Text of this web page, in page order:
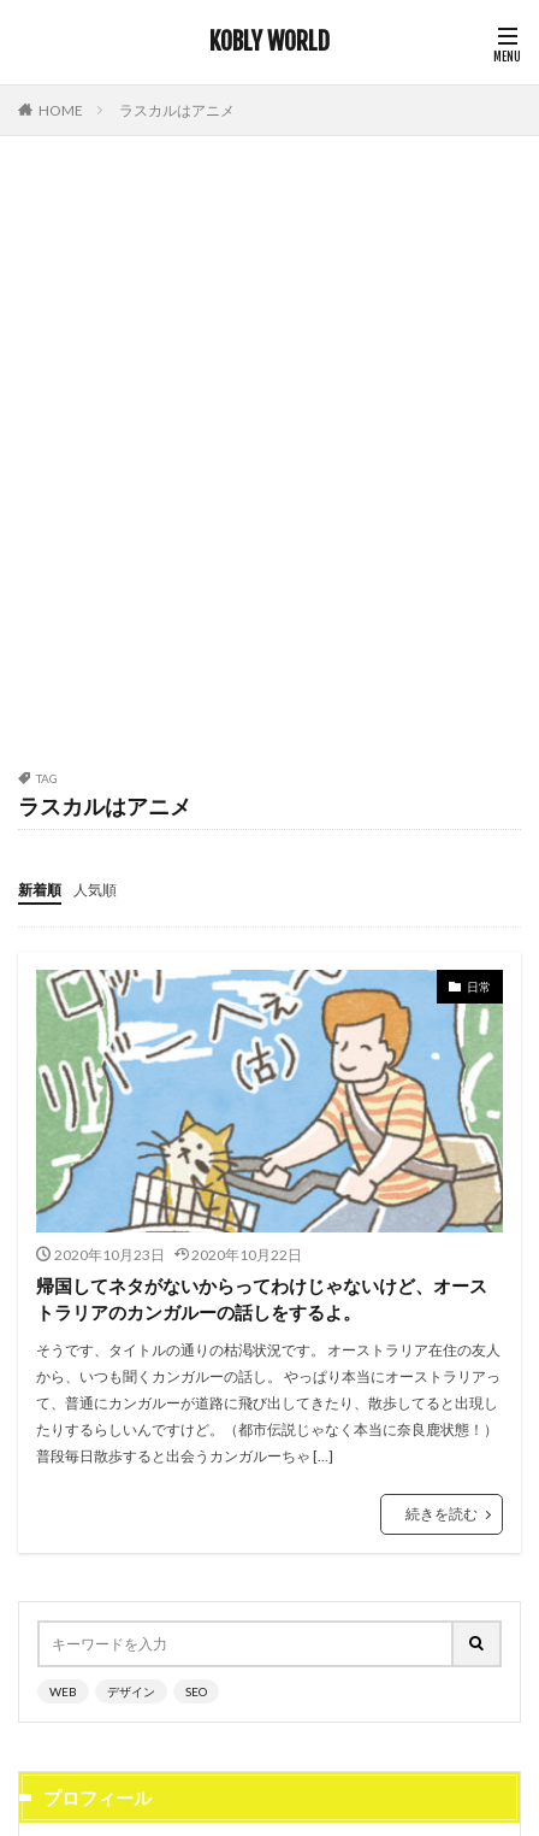
KOBLY WORLD
HOME ラスカルはアニメ
TAG
ラスカルはアニメ
新着順 人気順
日常
2020年10月23日 2020年10月22日
帰国してネタがないからってわけじゃないけど、オース
トラリアのカンガルーの話しをするよ。
そうです、タイトルの通りの枯渇状況です。 オーストラリア在住の友人
から、いつも聞くカンガルーの話し。 やっぱり本当にオーストラリアっ
て、普通にカンガルーが道路に飛び出してきたり、散歩してると出現し
たりするらしいんですけど。（都市伝説じゃなく本当に奈良鹿状態！）
普段毎日散歩すると出会うカンガルーちゃ […]
続きを読む
WEB デザイン SEO
プロフィール